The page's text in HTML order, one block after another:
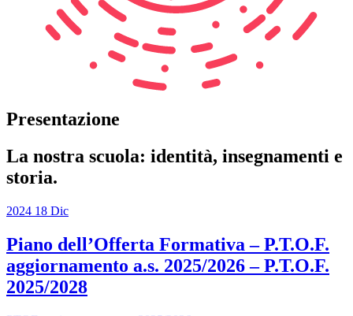
Presentazione
La nostra scuola: identità, insegnamenti e
storia.
2024 18 Dic
Piano dell’Offerta Formativa – P.T.O.F.
aggiornamento a.s. 2025/2026 – P.T.O.F.
2025/2028